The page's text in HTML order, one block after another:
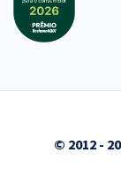
© 2012 -